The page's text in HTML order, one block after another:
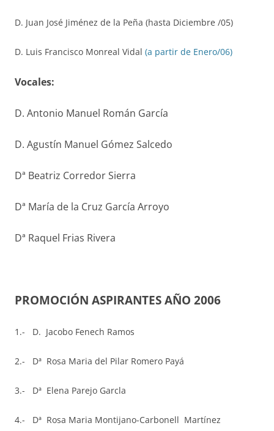
D. Juan José Jiménez de la Peña (hasta Diciembre /05)
D. Luis Francisco Monreal Vidal (a partir de Enero/06)
Vocales:
D. Antonio Manuel Román García
D. Agustín Manuel Gómez Salcedo
Dª Beatriz Corredor Sierra
Dª María de la Cruz García Arroyo
Dª Raquel Frias Rivera
PROMOCIÓN ASPIRANTES AÑO 2006
1.- D. Jacobo Fenech Ramos
2.- Dª Rosa Maria del Pilar Romero Payá
3.- Dª Elena Parejo Garcla
4.- Dª Rosa Maria Montijano-Carbonell Martínez